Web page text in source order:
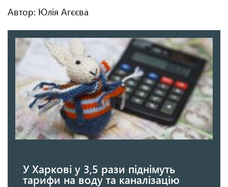
Автор: Юлія Агєєва
У Харкові у 3,5 рази піднімуть
тарифи на воду та каналізацію